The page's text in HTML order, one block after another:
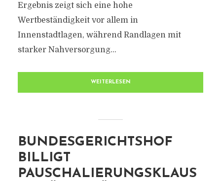
Ergebnis zeigt sich eine hohe
Wertbeständigkeit vor allem in
Innenstadtlagen, während Randlagen mit
starker Nahversorgung...
WEITERLESEN
BUNDESGERICHTSHOF
BILLIGT
PAUSCHALIERUNGSKLAUS